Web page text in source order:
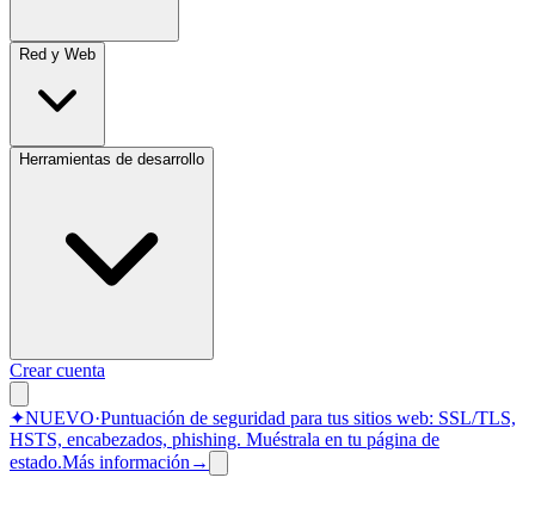
Red y Web
Herramientas de desarrollo
Crear cuenta
✦NUEVO·Puntuación de seguridad para tus sitios web: SSL/TLS,
HSTS, encabezados, phishing. Muéstrala en tu página de
estado.Más información →